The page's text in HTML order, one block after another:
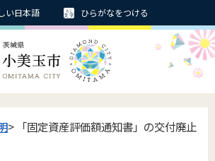
い日本語 ひらがなをつける
> 「固定資産評価額通知書」の交付廃止